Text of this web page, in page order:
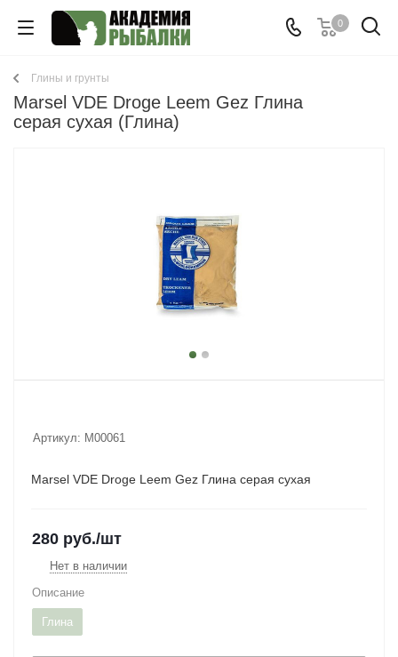
0
Глины и грунты
Marsel VDE Droge Leem Gez Глина
серая сухая (Глина)
Артикул: M00061
Marsel VDE Droge Leem Gez Глина серая сухая
280 руб./шт
Нет в наличии
Описание
Глина